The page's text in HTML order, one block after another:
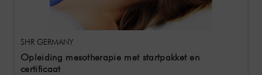
SHR GERMANY
Opleiding mesotherapie met startpakket en
certificaat